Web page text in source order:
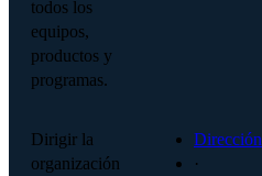
todos los
equipos,
productos y
programas.
Dirigir la
organización
Dirección
·